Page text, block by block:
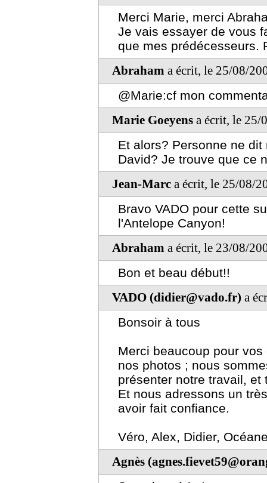
Merci Marie, merci
Je vais essayer de vous
que mes prédécesseurs.
Abraham a écrit, le 25/08/
@Marie:cf mon
Marie Goeyens a écrit, le 25/
Et alors? Personne ne
David? Je trouve que ce
Jean-Marc a écrit, le 25/08/
Bravo VADO pour cette
l'Antelope Canyon!
Abraham a écrit, le 23/08/
Bon et beau début!!
VADO (didier@vado.fr) a
Bonsoir à tous
Merci beaucoup pour
nos photos ; nous
présenter notre travail,
Et nous adressons un
avoir fait confiance.
Véro, Alex, Didier,
Agnès